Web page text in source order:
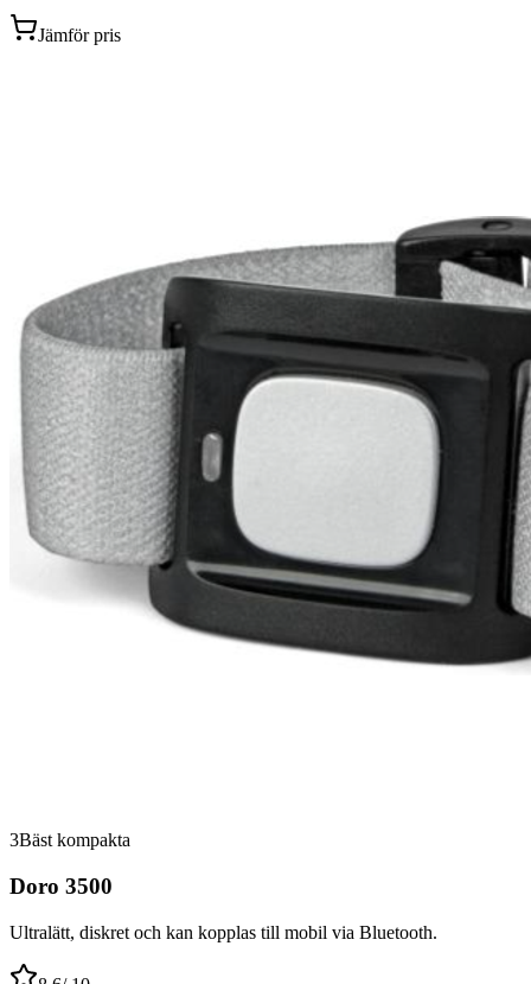
Jämför pris
3Bäst kompakta
Doro 3500
Ultralätt, diskret och kan kopplas till mobil via Bluetooth.